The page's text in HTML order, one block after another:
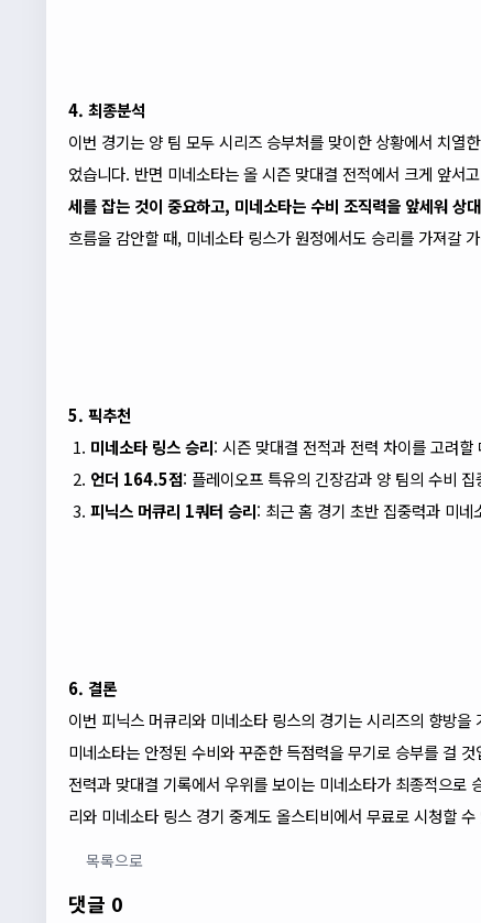
4. 최종분석
이번 경기는 양 팀 모두 시리즈 승부처를 맞이한 상황에서 치열
었습니다. 반면 미네소타는 올 시즌 맞대결 전적에서 크게 앞서
세를 잡는 것이 중요하고, 미네소타는 수비 조직력을 앞세워 상
흐름을 감안할 때, 미네소타링스가 원정에서도 승리를 가져갈
5. 픽추천
미네소타 링스승리: 시즌 맞대결 전적과 전력 차이를 고려
언더 164.5점: 플레이오프 특유의 긴장감과 양 팀의 수비
피닉스 머큐리 1쿼터 승리: 최근 홈 경기 초반 집중력과 미
6. 결론
이번 피닉스 머큐리와 미네소타링스의 경기는 시리즈의 향방을
미네소타는 안정된 수비와 꾸준한 득점력을 무기로 승부를 걸
전력과 맞대결 기록에서 우위를 보이는 미네소타가 최종적으
리와 미네소타링스 경기 중계도 올스티비에서 무료로 시청할 수
목록으로
댓글 0